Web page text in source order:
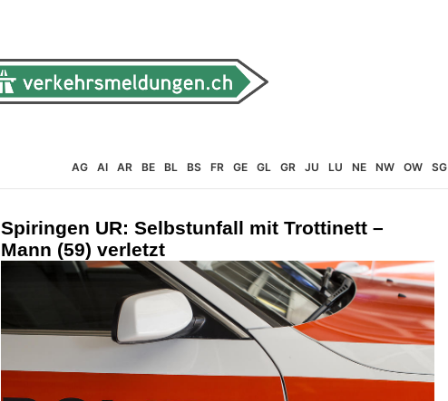
AG AI AR BE BL BS FR GE GL GR JU LU NE NW OW SG
Spiringen UR: Selbstunfall mit Trottinett –
Mann (59) verletzt